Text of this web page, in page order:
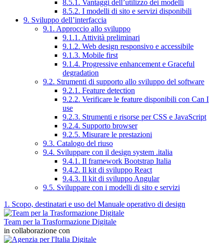
8.5.1. Vantaggi dell’utilizzo dei modelli
8.5.2. I modelli di sito e servizi disponibili
9. Sviluppo dell’interfaccia
9.1. Approccio allo sviluppo
9.1.1. Attività preliminari
9.1.2. Web design responsivo e accessibile
9.1.3. Mobile first
9.1.4. Progressive enhancement e Graceful
degradation
9.2. Strumenti di supporto allo sviluppo del software
9.2.1. Feature detection
9.2.2. Verificare le feature disponibili con Can I
use
9.2.3. Strumenti e risorse per CSS e JavaScript
9.2.4. Supporto browser
9.2.5. Misurare le prestazioni
9.3. Catalogo del riuso
9.4. Sviluppare con il design system .italia
9.4.1. Il framework Bootstrap Italia
9.4.2. Il kit di sviluppo React
9.4.3. Il kit di sviluppo Angular
9.5. Sviluppare con i modelli di sito e servizi
1. Scopo, destinatari e uso del Manuale operativo di design
Team per la Trasformazione Digitale
in collaborazione con